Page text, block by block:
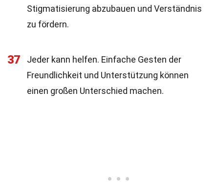
Stigmatisierung abzubauen und Verständnis
zu fördern.
37
Jeder kann helfen. Einfache Gesten der
Freundlichkeit und Unterstützung können
einen großen Unterschied machen.